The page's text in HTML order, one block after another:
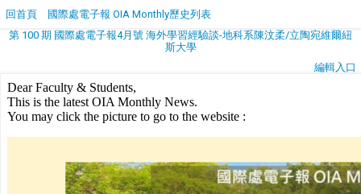
回首頁
國際處電子報 OIA Monthly歷史列表
第 100 期 國際處電子報4月號 海外學習經驗談-地科系陳汶柔/立陶宛維爾紐
斯大學
編輯入口